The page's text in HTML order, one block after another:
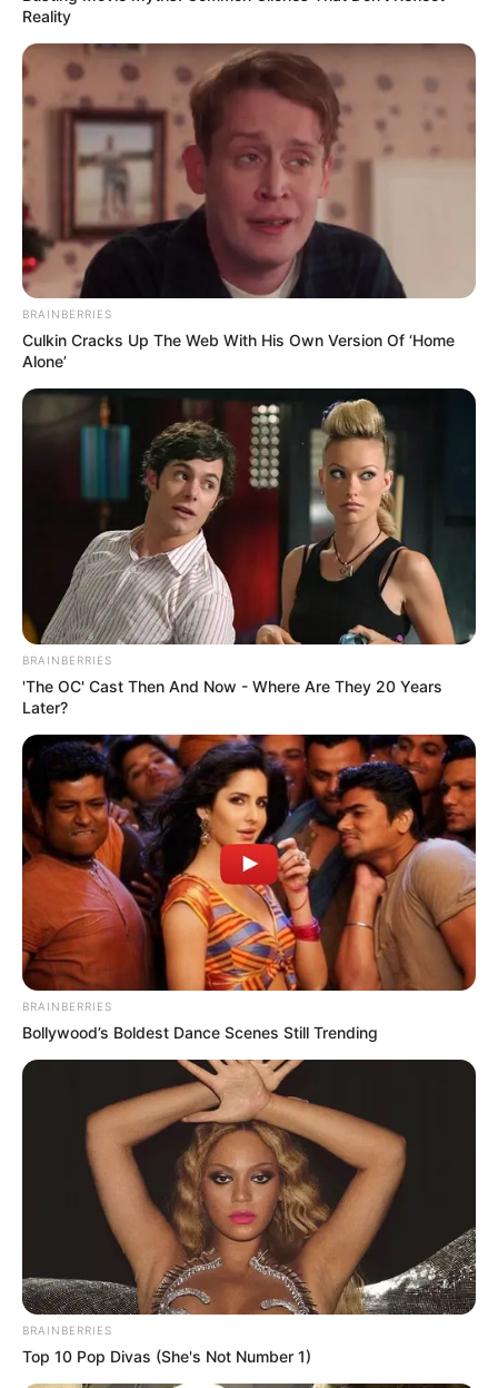
Reality
BRAINBERRIES
Culkin Cracks Up The Web With His Own Version Of ‘Home
Alone’
BRAINBERRIES
'The OC' Cast Then And Now - Where Are They 20 Years
Later?
BRAINBERRIES
Bollywood’s Boldest Dance Scenes Still Trending
BRAINBERRIES
Top 10 Pop Divas (She's Not Number 1)